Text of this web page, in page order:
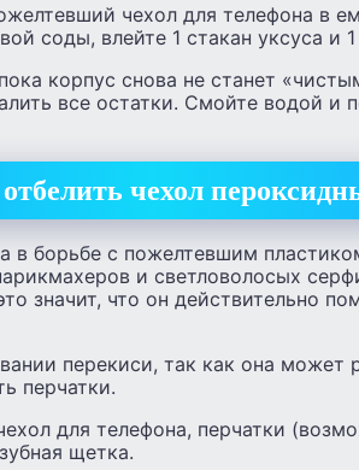
чехол для телефона в
соды, влейте 1 стакан уксуса и
корпус снова не станет
все остатки. Смойте водой и
чехол
в борьбе с пожелтевшим
и светловолосых
значит, что он действительно
перекиси, так как она может
перчатки.
для телефона, перчатки
щетка.